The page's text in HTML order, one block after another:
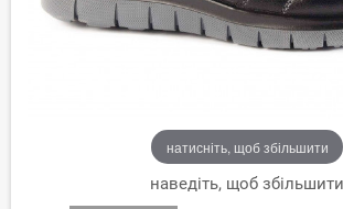
натисніть, щоб збільшити
наведіть, щоб збільшити